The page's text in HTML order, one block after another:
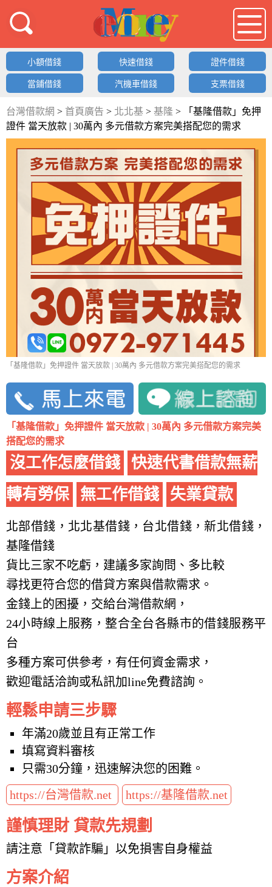
借錢LOGO
小額借錢 快速借錢 證件借錢
當鋪借錢 汽機車借錢 支票借錢
台灣借款網 > 首頁廣告 > 北北基 > 基隆 >
「基隆借款」免押
證件 當天放款 | 30萬內 多元借款方案完美搭配您的需求
「基隆借款」免押證件 當天放款 | 30萬內 多元借款方案完美搭配您的需求
「基隆借款」免押證件 當天放款 | 30萬內 多元借款方案完美
搭配您的需求
沒工作怎麼借錢
快速代書借款無薪
轉有勞保
無工作借錢 失業貸款
北部借錢，北北基借錢，台北借錢，新北借錢，
基隆借錢
貨比三家不吃虧，建議多家詢問、多比較
尋找更符合您的借貸方案與借款需求。
金錢上的困擾，交給台灣借款網，
24小時線上服務，整合全台各縣市的借錢服務平
台
多種方案可供參考，有任何資金需求，
歡迎電話洽詢或私訊加line免費諮詢。
輕鬆申請三步驟
年滿20歲並且有正常工作
填寫資料審核
只需30分鐘，迅速解決您的困難。
https://台灣借款.net
https://基隆借款.net
謹慎理財 貸款先規劃
請注意「貸款詐騙」以免損害自身權益
方案介紹